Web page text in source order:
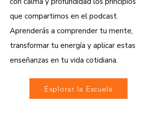
que compartimos en el podcast.
Aprenderás a comprender tu mente,
transformar tu energía y aplicar estas
enseñanzas en tu vida cotidiana.
Explorar la Escuela